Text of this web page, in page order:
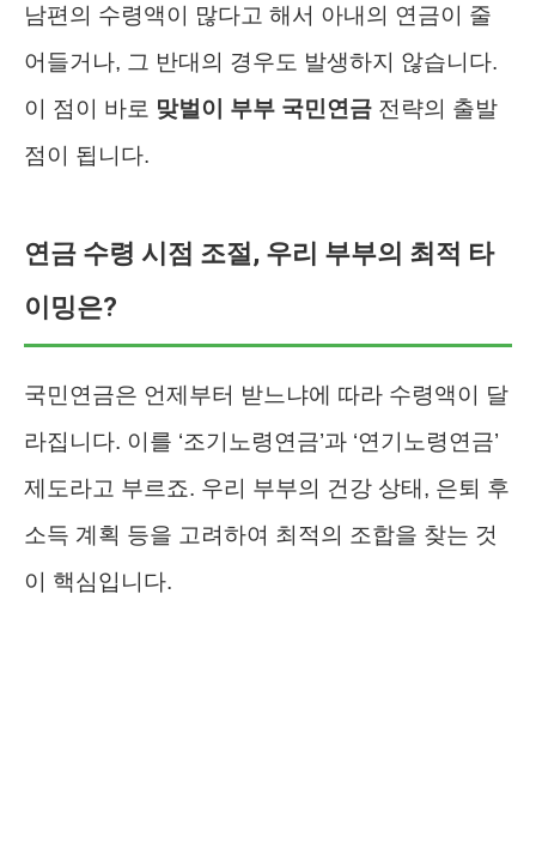
남편의 수령액이 많다고 해서 아내의 연금이 줄
어들거나, 그 반대의 경우도 발생하지 않습니다.
이 점이 바로 맞벌이 부부 국민연금 전략의 출발
점이 됩니다.
연금 수령 시점 조절, 우리 부부의 최적 타
이밍은?
국민연금은 언제부터 받느냐에 따라 수령액이 달
라집니다. 이를 ‘조기노령연금’과 ‘연기노령연금’
제도라고 부르죠. 우리 부부의 건강 상태, 은퇴 후
소득 계획 등을 고려하여 최적의 조합을 찾는 것
이 핵심입니다.